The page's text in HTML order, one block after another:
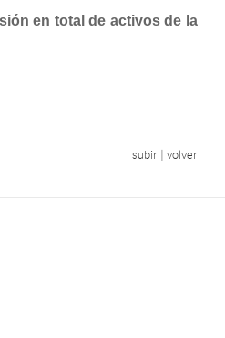
en total de activos de la
subir volver